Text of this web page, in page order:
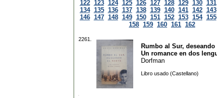
122 123 124 125 126 127 128 129 130 131
134 135 136 137 138 139 140 141 142 143
146 147 148 149 150 151 152 153 154 155
158 159 160 161 162
2261.
Rumbo al Sur, deseando
Un romance en dos
Dorfman
Libro usado (Castellano)